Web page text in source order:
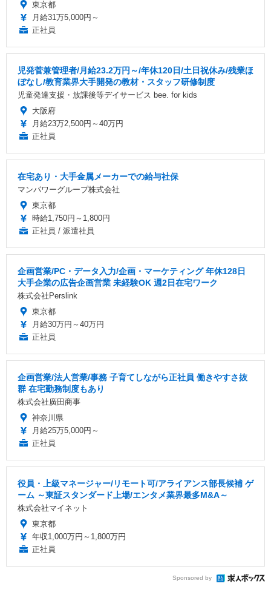
東京都
月給31万5,000円～
正社員
児発菅兼管理者/月給23.2万円～/年休120日/土日祝休み/残業ほ
ぼなし/教育業界大手開発の教材・スタッフ研修制度
児童発達支援・放課後等デイサービス bee. for kids
大阪府
月給23万2,500円～40万円
正社員
在宅あり・大手金属メーカーでの給与社保
マンパワーグループ株式会社
東京都
時給1,750円～1,800円
正社員 / 派遣社員
企画営業/PC・データ入力/企画・マーケティング 年休128日
大手企業の広告企画営業 未経験OK 週2日在宅ワーク
株式会社Perslink
東京都
月給30万円～40万円
正社員
企画営業/法人営業/事務 子育てしながら正社員 働きやすさ抜
群 在宅勤務制度もあり
株式会社廣田商事
神奈川県
月給25万5,000円～
正社員
役員・上級マネージャー/リモート可/アライアンス部長候補 ゲ
ーム ～東証スタンダード上場/エンタメ業界最多M&A～
株式会社マイネット
東京都
年収1,000万円～1,800万円
正社員
Sponsored by